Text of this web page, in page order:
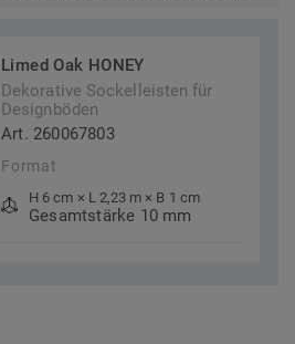
Limed Oak HONEY
Dekorative Sockelleisten für
Designböden
Art. 260067803
Format
H 6 cm × L 2,23 m × B 1 cm
Gesamtstärke 10 mm